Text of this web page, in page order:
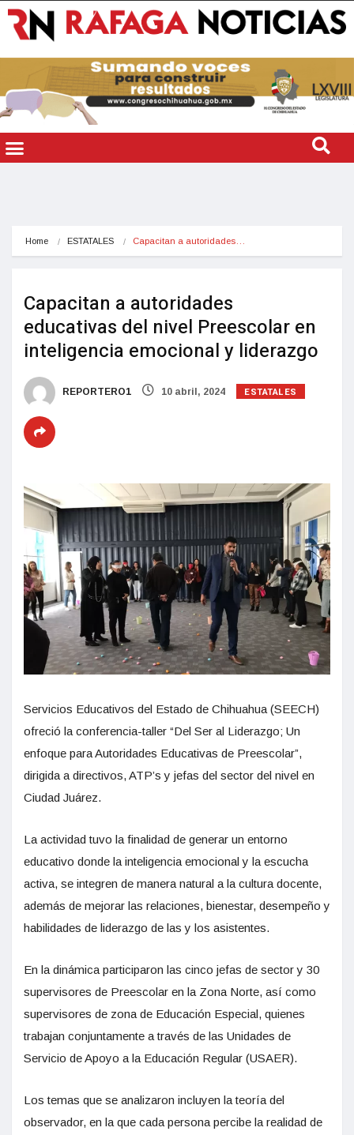
Home ESTATALES Capacitan a autoridades…
Capacitan a autoridades
educativas del nivel Preescolar en
inteligencia emocional y liderazgo
REPORTERO1 10 abril, 2024 ESTATALES
Servicios Educativos del Estado de Chihuahua (SEECH)
ofreció la conferencia-taller “Del Ser al Liderazgo; Un
enfoque para Autoridades Educativas de Preescolar”,
dirigida a directivos, ATP’s y jefas del sector del nivel en
Ciudad Juárez.
La actividad tuvo la finalidad de generar un entorno
educativo donde la inteligencia emocional y la escucha
activa, se integren de manera natural a la cultura docente,
además de mejorar las relaciones, bienestar, desempeño y
habilidades de liderazgo de las y los asistentes.
En la dinámica participaron las cinco jefas de sector y 30
supervisores de Preescolar en la Zona Norte, así como
supervisores de zona de Educación Especial, quienes
trabajan conjuntamente a través de las Unidades de
Servicio de Apoyo a la Educación Regular (USAER).
Los temas que se analizaron incluyen la teoría del
observador, en la que cada persona percibe la realidad de